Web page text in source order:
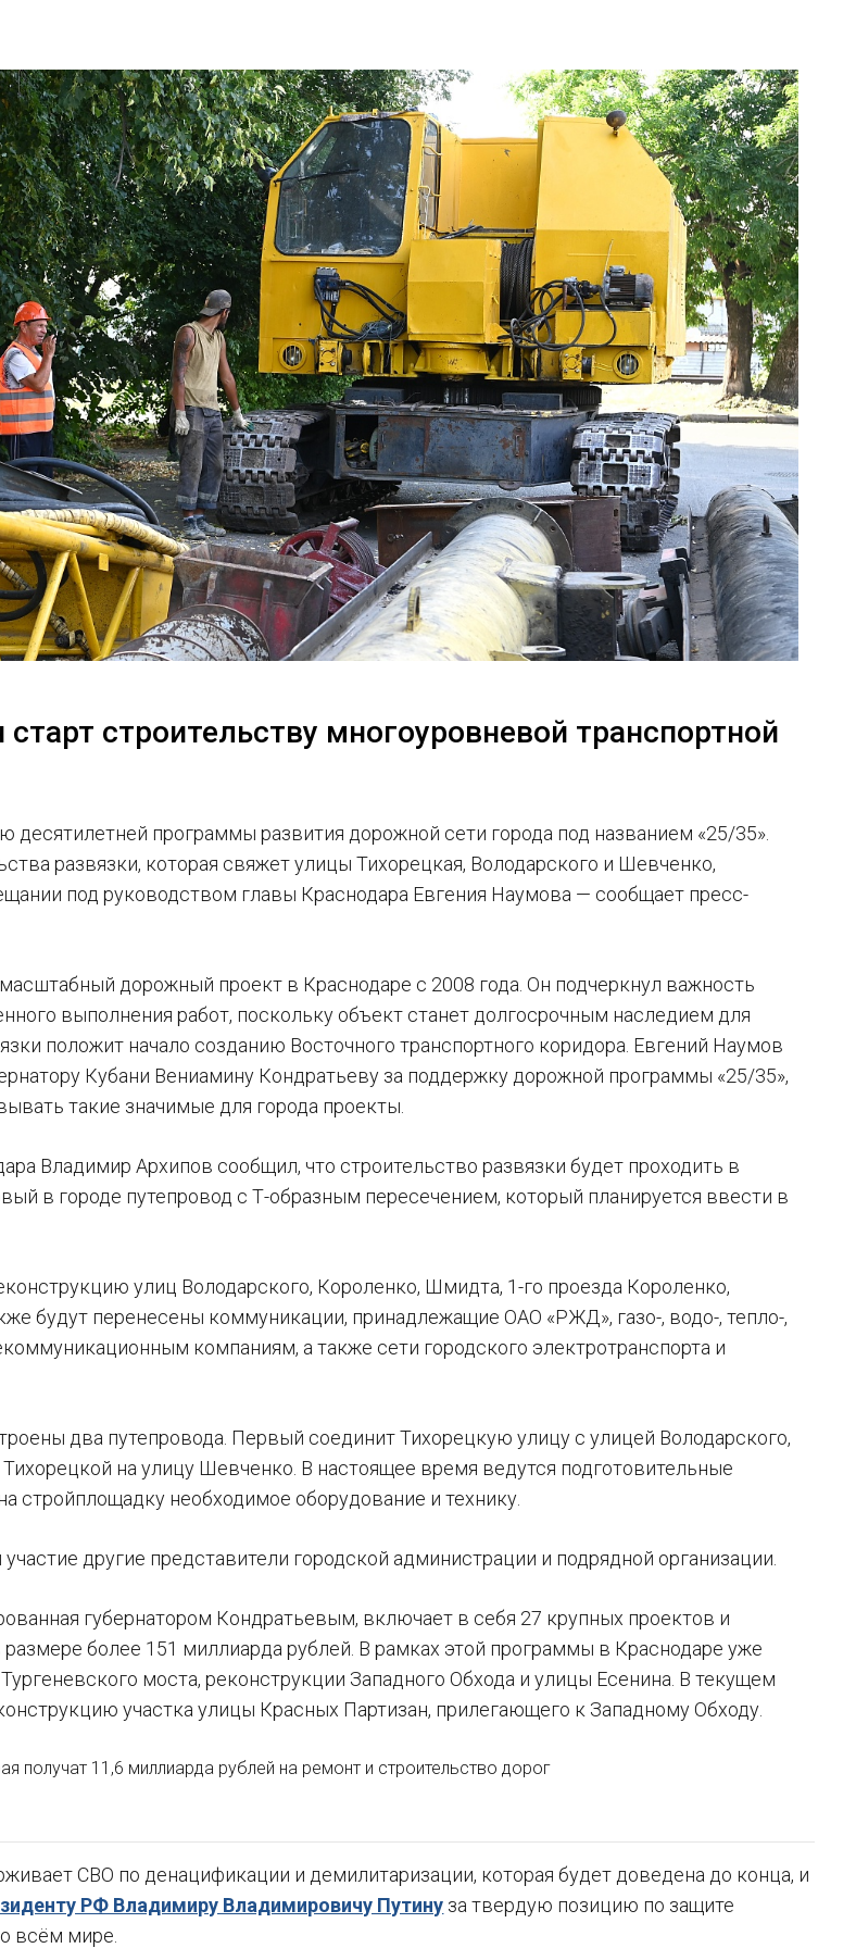
строительству многоуровневой транспортной
десятилетней программы развития дорожной сети города под названием «25/35».
развязки, которая свяжет улицы Тихорецкая, Володарского и Шевченко,
под руководством главы Краснодара Евгения Наумова — сообщает пресс-
дорожный проект в Краснодаре с 2008 года. Он подчеркнул важность
выполнения работ, поскольку объект станет долгосрочным наследием для
положит начало созданию Восточного транспортного коридора. Евгений Наумов
Кубани Вениамину Кондратьеву за поддержку дорожной программы «25/35»,
такие значимые для города проекты.
Владимир Архипов сообщил, что строительство развязки будет проходить в
в городе путепровод с Т-образным пересечением, который планируется ввести в
улиц Володарского, Короленко, Шмидта, 1-го проезда Короленко,
будут перенесены коммуникации, принадлежащие ОАО «РЖД», газо-, водо-, тепло-,
компаниям, а также сети городского электротранспорта и
два путепровода. Первый соединит Тихорецкую улицу с улицей Володарского,
на улицу Шевченко. В настоящее время ведутся подготовительные
стройплощадку необходимое оборудование и технику.
другие представители городской администрации и подрядной организации.
губернатором Кондратьевым, включает в себя 27 крупных проектов и
более 151 миллиарда рублей. В рамках этой программы в Краснодаре уже
моста, реконструкции Западного Обхода и улицы Есенина. В текущем
участка улицы Красных Партизан, прилегающего к Западному Обходу.
получат 11,6 миллиарда рублей на ремонт и строительство дорог
СВО по денацификации и демилитаризации, которая будет доведена до конца, и
РФ Владимиру Владимировичу Путину за твердую позицию по защите
всём мире.